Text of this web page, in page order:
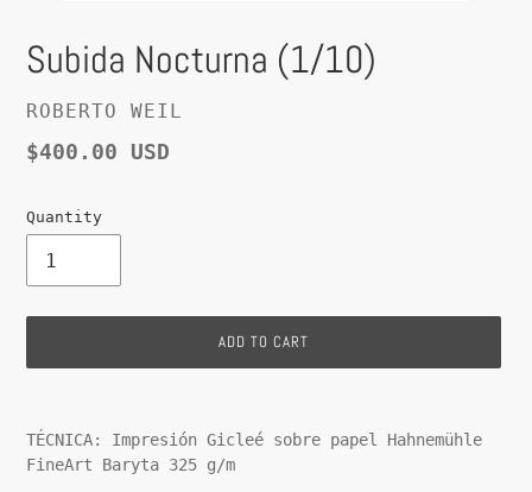
Subida Nocturna (1/10)
VENDOR
ROBERTO WEIL
Regular
$400.00 USD
Quantity
ADD TO CART
product
to
TÉCNICA: Impresión Gicleé sobre papel Hahnemühle
FineArt Baryta 325 g/m